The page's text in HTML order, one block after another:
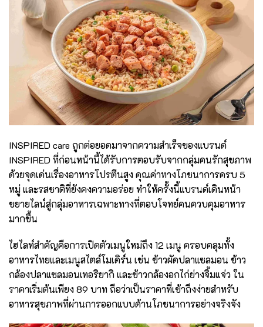
INSPIRED care ถูกต่อยอดมาจากความสำเร็จของแบรนด์
INSPIRED ที่ก่อนหน้านี้ได้รับการตอบรับจากกลุ่มคนรักสุขภาพ
ด้วยจุดเด่นเรื่องอาหารโปรตีนสูง คุณค่าทางโภชนาการครบ 5
หมู่ และรสชาติที่ยังคงความอร่อย ทำให้ครั้งนี้แบรนด์เดินหน้า
ขยายไลน์สู่กลุ่มอาหารเฉพาะทางที่ตอบโจทย์คนควบคุมอาหาร
มากขึ้น
ไฮไลท์สำคัญคือการเปิดตัวเมนูใหม่ถึง 12 เมนู ครอบคลุมทั้ง
อาหารไทยและเมนูสไตล์โมเดิร์น เช่น ข้าวผัดปลาแซลมอน ข้าว
กล้องปลาแซลมอนเทอริยากิ และข้าวกล้องอกไก่ย่างจิ้มแจ่ว ใน
ราคาเริ่มต้นเพียง 89 บาท ถือว่าเป็นราคาที่เข้าถึงง่ายสำหรับ
อาหารสุขภาพที่ผ่านการออกแบบด้านโภชนาการอย่างจริงจัง